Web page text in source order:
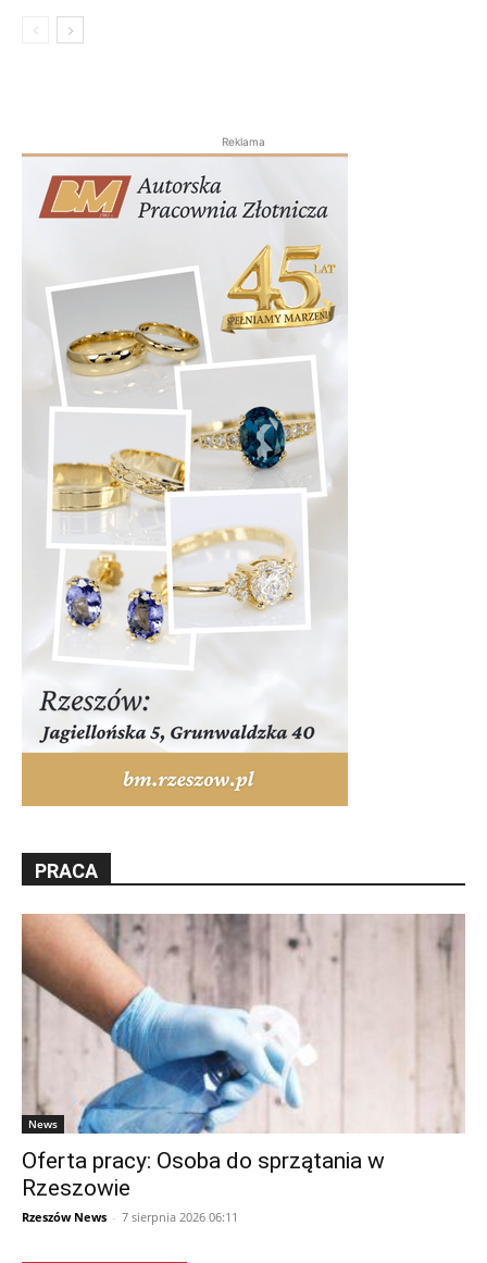
Reklama
PRACA
News
Oferta pracy: Osoba do sprzątania w
Rzeszowie
Rzeszów News - 7 sierpnia 2026 06:11